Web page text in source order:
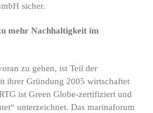
sicher.
mehr Nachhaltigkeit im
zu gehen, ist Teil der
ihrer Gründung 2005 wirtschaftet
ist Green Globe-zertifiziert und
unterzeichnet. Das marinaforum